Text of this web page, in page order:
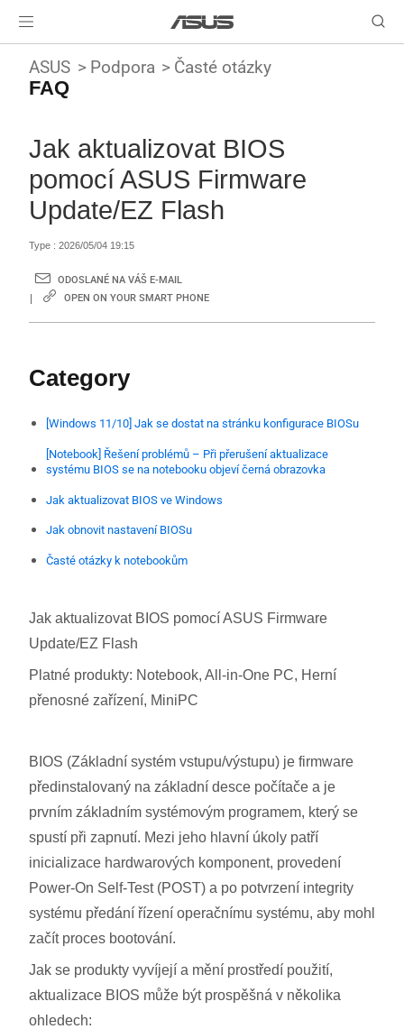
ASUS Podpora Časté otázky
FAQ
Jak aktualizovat BIOS
pomocí ASUS Firmware
Update/EZ Flash
Type : 2026/05/04 19:15
ODOSLANÉ NA VÁŠ E-MAIL
OPEN ON YOUR SMART PHONE
Category
[Windows 11/10] Jak se dostat na stránku konfigurace BIOSu
[Notebook] Řešení problémů – Při přerušení aktualizace
systému BIOS se na notebooku objeví černá obrazovka
Jak aktualizovat BIOS ve Windows
Jak obnovit nastavení BIOSu
Časté otázky k notebookům
Jak aktualizovat BIOS pomocí ASUS Firmware
Update/EZ Flash
Platné produkty: Notebook, All-in-One PC, Herní
přenosné zařízení, MiniPC
BIOS (Základní systém vstupu/výstupu) je firmware
předinstalovaný na základní desce počítače a je
prvním základním systémovým programem, který se
spustí při zapnutí. Mezi jeho hlavní úkoly patří
inicializace hardwarových komponent, provedení
Power-On Self-Test (POST) a po potvrzení integrity
systému předání řízení operačnímu systému, aby mohl
začít proces bootování.
Jak se produkty vyvíjejí a mění prostředí použití,
aktualizace BIOS může být prospěšná v několika
ohledech: